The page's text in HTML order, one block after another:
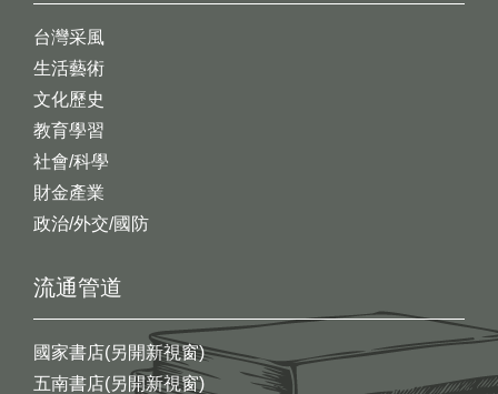
台灣采風
生活藝術
文化歷史
教育學習
社會/科學
財金產業
政治/外交/國防
流通管道
國家書店(另開新視窗)
五南書店(另開新視窗)